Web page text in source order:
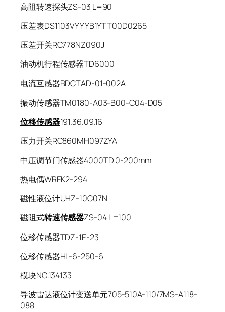
高阻转速探头ZS-03 L=90
压差表DS1103VYYYB1YTT00D0265
压差开关RC778NZ090J
油动机行程传感器TD6000
电流互感器BDCTAD-01-002A
振动传感器TM0180-A03-B00-C04-D05
位移传感器191.36.09.16
压力开关RC860MH097ZYA
中压调节门传感器4000TD 0-200mm
热电偶WREK2-294
磁性液位计UHZ-10C07N
磁阻式转速传感器ZS-04 L=100
位移传感器TDZ-1E-23
位移传感器HL-6-250-6
模块NO.134133
导波雷达液位计变送单元705-510A-110/7MS-A118-
088